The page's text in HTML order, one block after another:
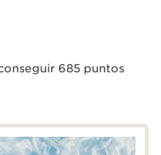
685 puntos